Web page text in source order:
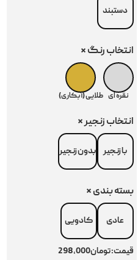
دستبند
انتخاب رنگ*
نقره ای طلایی (آبکاری)
انتخاب زنجیر*
با زنجیر بدون زنجیر
بسته بندی*
عادی کادویی
قیمت:تومان298,000